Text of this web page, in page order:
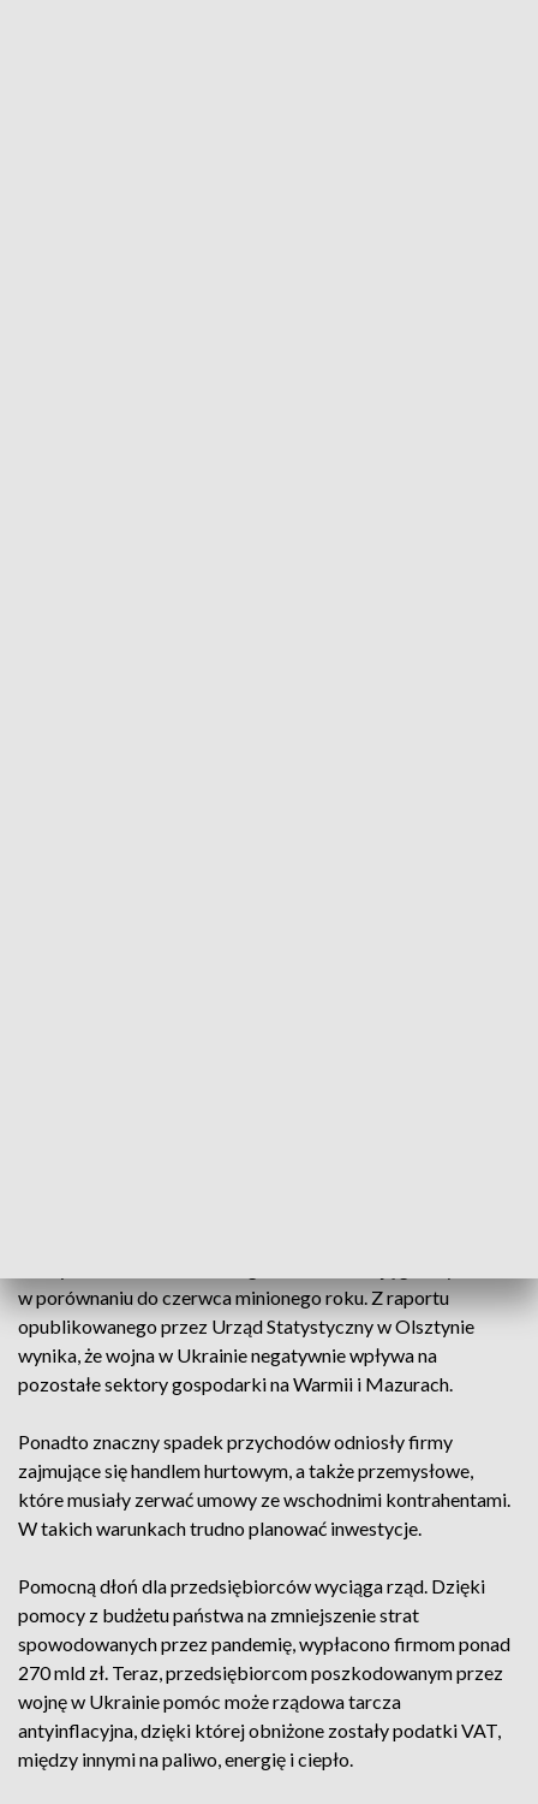
w porównaniu do czerwca minionego roku. Z raportu
opublikowanego przez Urząd Statystyczny w Olsztynie
wynika, że wojna w Ukrainie negatywnie wpływa na
pozostałe sektory gospodarki na Warmii i Mazurach.
Ponadto znaczny spadek przychodów odniosły firmy
zajmujące się handlem hurtowym, a także przemysłowe,
które musiały zerwać umowy ze wschodnimi kontrahentami.
W takich warunkach trudno planować inwestycje.
Pomocną dłoń dla przedsiębiorców wyciąga rząd. Dzięki
pomocy z budżetu państwa na zmniejszenie strat
spowodowanych przez pandemię, wypłacono firmom ponad
270 mld zł. Teraz, przedsiębiorcom poszkodowanym przez
wojnę w Ukrainie pomóc może rządowa tarcza
antyinflacyjna, dzięki której obniżone zostały podatki VAT,
między innymi na paliwo, energię i ciepło.